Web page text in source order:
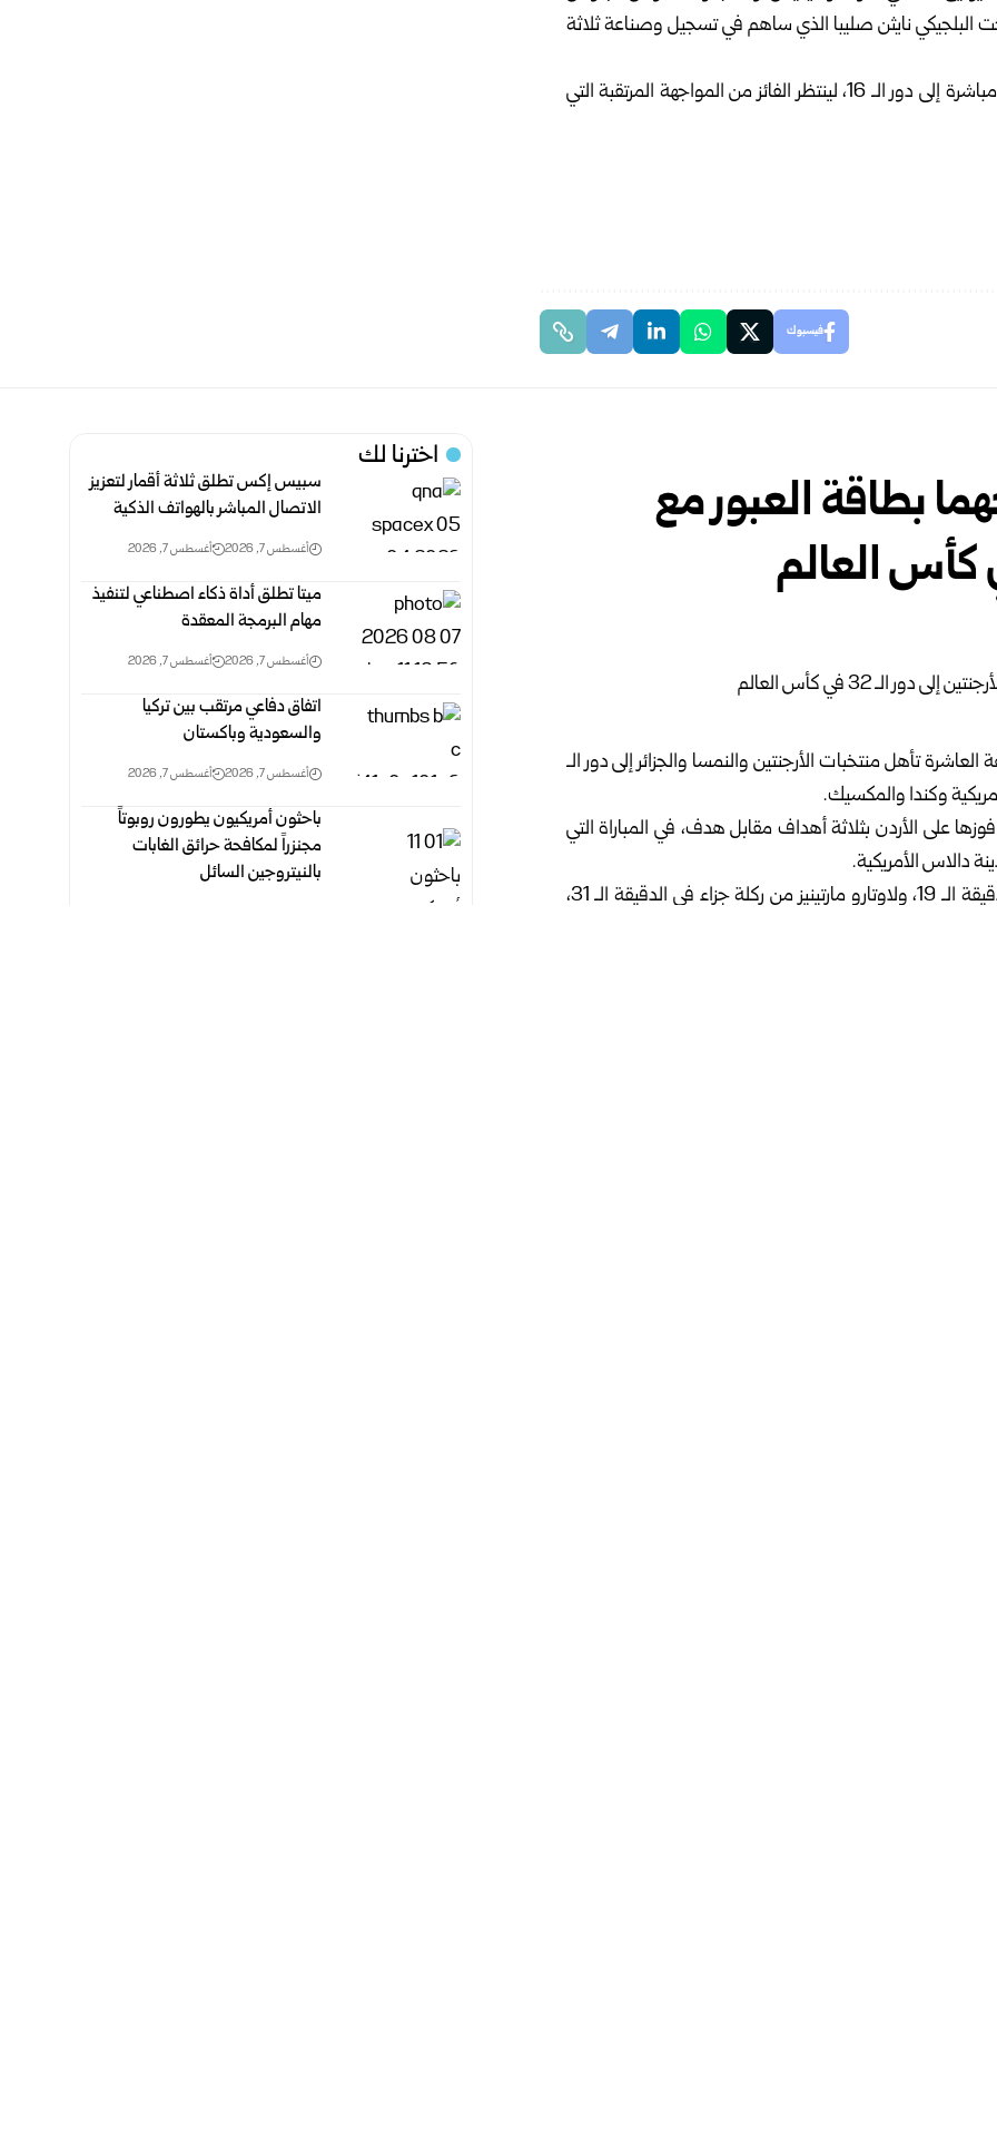
البلجيكي نايثن صليبا الذي ساهم في تسجيل وصناعة ثلاثة
يشار إلى أن الفائز من مواجهة كندا وجنوب إفريقيا سيتأهل مباشرة إلى دور الـ 16، لينتظر الفائز من المواجهة المرتقبة التي
فيسبوك
بطاقة العبور مع
تأهل ‏منتخبات الأرجنتين والنمسا والجزائر إلى دور الـ
وكندا والمكسيك.‏
على ‏الأردن بثلاثة أهداف مقابل هدف، في المباراة التي
دالاس الأمريكية.‏
وسجل أهداف الأرجنتين كل من جيوفاني لو سيلسو في الدقيقة الـ 19، ‏ولاوتارو مارتينيز من ركلة جزاء في الدقيقة الـ 31،
اخترنا لك
سبيس إكس تطلق ثلاثة أقمار لتعزيز
الاتصال المباشر بالهواتف الذكية
أغسطس 7, 2026 أغسطس 7, 2026
ميتا تطلق أداة ذكاء اصطناعي لتنفيذ
مهام البرمجة المعقدة
أغسطس 7, 2026 أغسطس 7, 2026
اتفاق دفاعي مرتقب بين تركيا
والسعودية وباكستان
أغسطس 7, 2026 أغسطس 7, 2026
باحثون أمريكيون يطورون روبوتاً
مجنزراً لمكافحة حرائق الغابات
بالنيتروجين السائل